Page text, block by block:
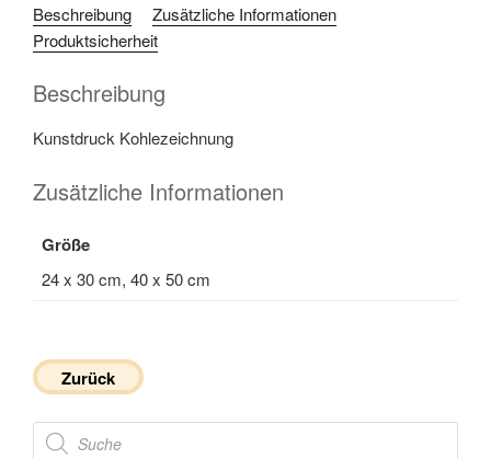
Beschreibung
Zusätzliche Informationen
Produktsicherheit
Beschreibung
Kunstdruck Kohlezeichnung
Zusätzliche Informationen
Größe
24 x 30 cm, 40 x 50 cm
Zurück
Products
search